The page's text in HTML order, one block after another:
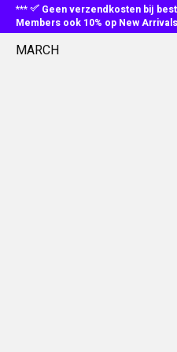
***
Geen verzendkosten bij
Members ook 10% op New
MARCH